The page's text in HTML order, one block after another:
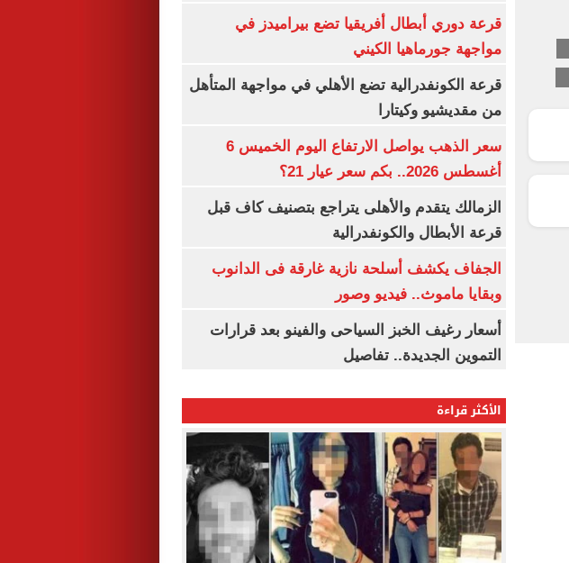
قرعة دوري أبطال أفريقيا تضع بيراميدز في
مواجهة جورماهيا الكيني
قرعة الكونفدرالية تضع الأهلي في مواجهة المتأهل
من مقديشيو وكيتارا
سعر الذهب يواصل الارتفاع اليوم الخميس 6
أغسطس 2026.. بكم سعر عيار 21؟
الزمالك يتقدم والأهلى يتراجع بتصنيف كاف قبل
قرعة الأبطال والكونفدرالية
الجفاف يكشف أسلحة نازية غارقة فى الدانوب
وبقايا ماموث.. فيديو وصور
أسعار رغيف الخبز السياحى والفينو بعد قرارات
التموين الجديدة.. تفاصيل
الأكثر قراءة